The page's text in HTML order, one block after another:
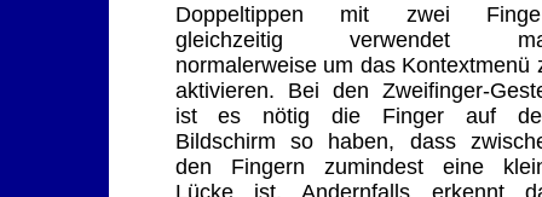
Doppeltippen mit zwei
gleichzeitig verwendet
normalerweise um das Kontextmenü
aktivieren. Bei den Zweifinger-
ist es nötig die Finger auf
Bildschirm so haben, dass
den Fingern zumindest eine
Lücke ist. Andernfalls erkennt